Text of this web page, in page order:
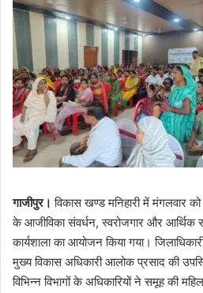
गाजीपुर। विकास खण्ड मनिहारी में मंगलवार
के आजीविका संवर्धन, स्वरोजगार और
कार्यशाला का आयोजन किया गया।
मुख्य विकास अधिकारी आलोक प्रसाद की
विभिन्न विभागों के अधिकारियों ने समूह की